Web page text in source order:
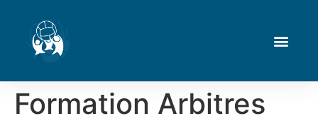
Formation Arbitres